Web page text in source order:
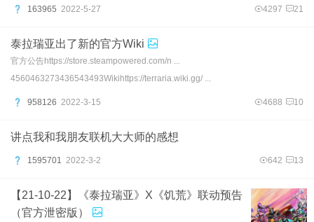
163965 2022-5-27 4297 21
泰拉瑞亚出了新的官方Wiki
官方公告https://store.steampowered.com/n ...
4560463273436543493Wikihttps://terraria.wiki.gg/ ...
958126 2022-3-15 4688 10
讲点我和我朋友联机大大师的感想
1595701 2022-3-2 642 13
【21-10-22】《泰拉瑞亚》X《饥荒》联动预告
（官方泄密版）